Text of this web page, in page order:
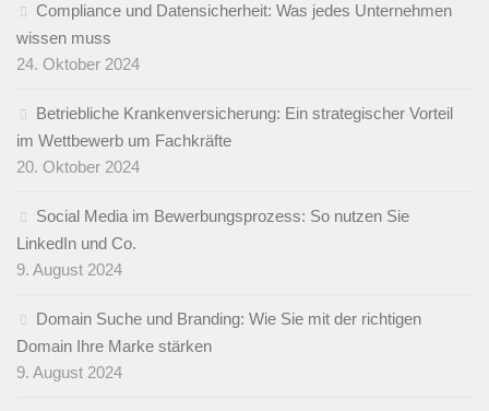
Compliance und Datensicherheit: Was jedes Unternehmen
wissen muss
24. Oktober 2024
Betriebliche Krankenversicherung: Ein strategischer Vorteil
im Wettbewerb um Fachkräfte
20. Oktober 2024
Social Media im Bewerbungsprozess: So nutzen Sie
LinkedIn und Co.
9. August 2024
Domain Suche und Branding: Wie Sie mit der richtigen
Domain Ihre Marke stärken
9. August 2024